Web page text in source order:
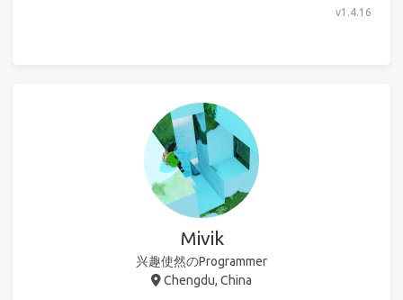
v1.4.16
Mivik
兴趣使然のProgrammer
Chengdu, China